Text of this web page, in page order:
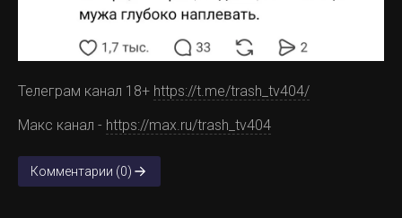
Телеграм канал 18+ https://t.me/trash_tv404/
Макс канал - https://max.ru/trash_tv404
Комментарии (0)